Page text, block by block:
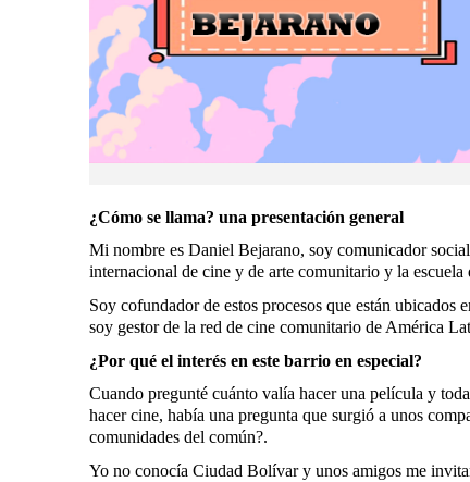
¿Cómo se llama? una presentación general
Mi nombre es Daniel Bejarano, soy comunicador
internacional de cine y de arte comunitario y la
Soy cofundador de estos procesos que están
soy gestor de la red de cine comunitario de América
¿Por qué el interés en este barrio en especial?
Cuando pregunté cuánto valía hacer una película y
hacer cine, había una pregunta que surgió a unos
comunidades del común?.
Yo no conocía Ciudad Bolívar y unos amigos me